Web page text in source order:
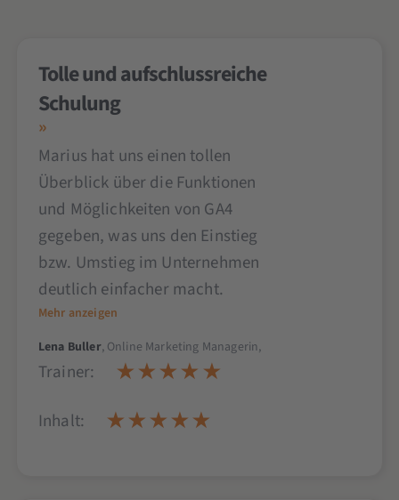
Tolle und aufschlussreiche
Schulung
Marius hat uns einen tollen
Überblick über die Funktionen
und Möglichkeiten von GA4
gegeben, was uns den Einstieg
bzw. Umstieg im Unternehmen
deutlich einfacher macht.
Mehr anzeigen
Lena Buller, Online Marketing Managerin,
Trainer:
Inhalt: